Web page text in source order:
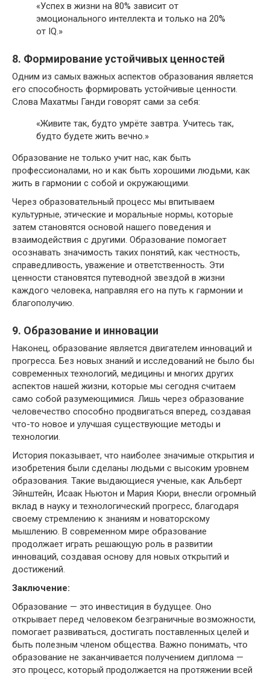
«Успех в жизни на 80% зависит от
эмоционального интеллекта и только на 20%
от IQ.»
8. Формирование устойчивых ценностей
Одним из самых важных аспектов образования является
его способность формировать устойчивые ценности.
Слова Махатмы Ганди говорят сами за себя:
«Живите так, будто умрёте завтра. Учитесь так,
будто будете жить вечно.»
Образование не только учит нас, как быть
профессионалами, но и как быть хорошими людьми, как
жить в гармонии с собой и окружающими.
Через образовательный процесс мы впитываем
культурные, этические и моральные нормы, которые
затем становятся основой нашего поведения и
взаимодействия с другими. Образование помогает
осознавать значимость таких понятий, как честность,
справедливость, уважение и ответственность. Эти
ценности становятся путеводной звездой в жизни
каждого человека, направляя его на путь к гармонии и
благополучию.
9. Образование и инновации
Наконец, образование является двигателем инноваций и
прогресса. Без новых знаний и исследований не было бы
современных технологий, медицины и многих других
аспектов нашей жизни, которые мы сегодня считаем
само собой разумеющимися. Лишь через образование
человечество способно продвигаться вперед, создавая
что-то новое и улучшая существующие методы и
технологии.
История показывает, что наиболее значимые открытия и
изобретения были сделаны людьми с высоким уровнем
образования. Такие выдающиеся ученые, как Альберт
Эйнштейн, Исаак Ньютон и Мария Кюри, внесли огромный
вклад в науку и технологический прогресс, благодаря
своему стремлению к знаниям и новаторскому
мышлению. В современном мире образование
продолжает играть решающую роль в развитии
инноваций, создавая основу для новых открытий и
достижений.
Заключение:
Образование — это инвестиция в будущее. Оно
открывает перед человеком безграничные возможности,
помогает развиваться, достигать поставленных целей и
быть полезным членом общества. Важно понимать, что
образование не заканчивается получением диплома —
это процесс, который продолжается на протяжении всей